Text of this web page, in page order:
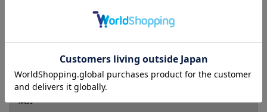
ヘアケア トリートメント ふんわり
シャンプー後、軽く水気をとり適量を手にとって髪全体によくな
じませ、その後十分にすすいでください。
成分